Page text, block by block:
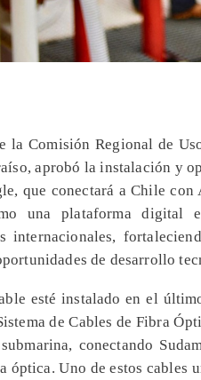
la Comisión Regional de
aprobó la instalación y
que conectará a Chile
una plataforma digital
internacionales,
de desarrollo
esté instalado en el
de Cables de Fibra
conectando
óptica. Uno de estos cables